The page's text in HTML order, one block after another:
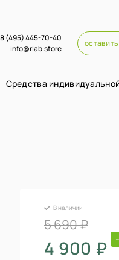
8 (495) 445-70-40
info@rlab.store
Средства
В наличии
5 690 ₽
4 900 ₽